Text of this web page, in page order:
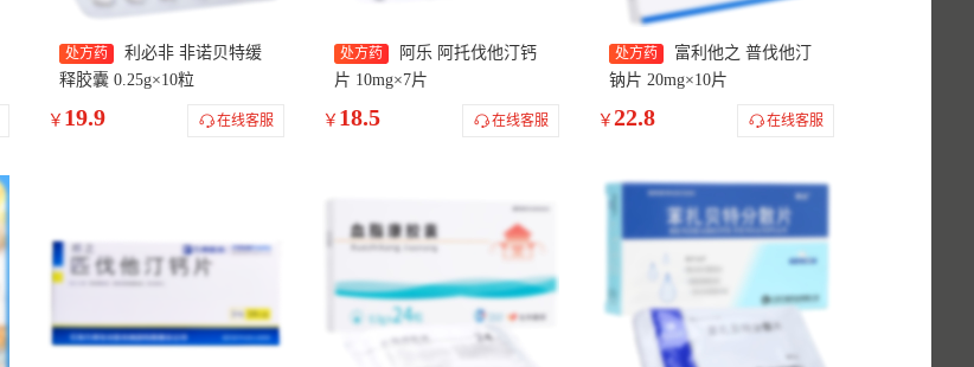
处方药
利必非 非诺贝特缓
释胶囊 0.25g×10粒
￥ 19.9 在线客服
处方药
阿乐 阿托伐他汀钙
片 10mg×7片
￥ 18.5 在线客服
处方药
富利他之 普伐他汀
钠片 20mg×10片
￥ 22.8 在线客服